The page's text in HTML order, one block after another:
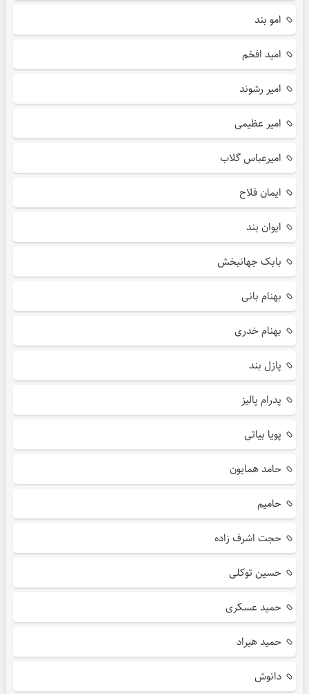
امو بند
امید افخم
امیر رشوند
امیر عظیمی
امیرعباس گلاب
ایمان فلاح
ایوان بند
بابک جهانبخش
بهنام بانی
بهنام خدری
پازل بند
پدرام پالیز
پویا بیاتی
حامد همایون
حامیم
حجت اشرف زاده
حسین توکلی
حمید عسکری
حمید هیراد
دانوش